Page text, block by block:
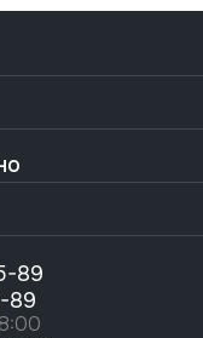
89
89